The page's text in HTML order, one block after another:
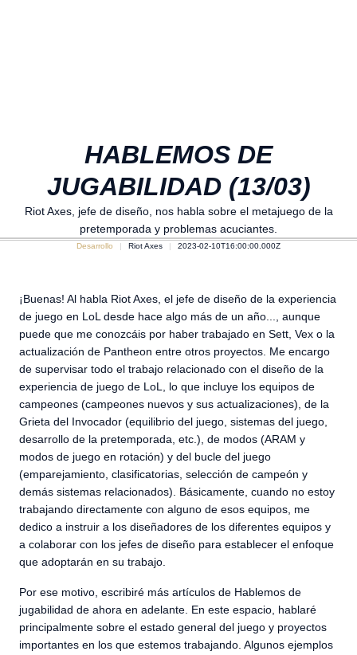
HABLEMOS DE
JUGABILIDAD (13/03)
Riot Axes, jefe de diseño, nos habla sobre el metajuego de la
pretemporada y problemas acuciantes.
Desarrollo Riot Axes 2023-02-10T16:00:00.000Z
¡Buenas! Al habla Riot Axes, el jefe de diseño de la experiencia
de juego en LoL desde hace algo más de un año..., aunque
puede que me conozcáis por haber trabajado en Sett, Vex o la
actualización de Pantheon entre otros proyectos. Me encargo
de supervisar todo el trabajo relacionado con el diseño de la
experiencia de juego de LoL, lo que incluye los equipos de
campeones (campeones nuevos y sus actualizaciones), de la
Grieta del Invocador (equilibrio del juego, sistemas del juego,
desarrollo de la pretemporada, etc.), de modos (ARAM y
modos de juego en rotación) y del bucle del juego
(emparejamiento, clasificatorias, selección de campeón y
demás sistemas relacionados). Básicamente, cuando no estoy
trabajando directamente con alguno de esos equipos, me
dedico a instruir a los diseñadores de los diferentes equipos y
a colaborar con los jefes de diseño para establecer el enfoque
que adoptarán en su trabajo.
Por ese motivo, escribiré más artículos de Hablemos de
jugabilidad de ahora en adelante. En este espacio, hablaré
principalmente sobre el estado general del juego y proyectos
importantes en los que estemos trabajando. Algunos ejemplos